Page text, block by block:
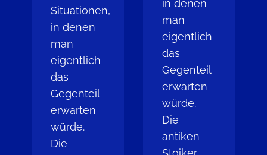
Situationen,
in denen
man
eigentlich
das
Gegenteil
erwarten
würde.
Die
in denen
man
eigentlich
das
Gegenteil
erwarten
würde.
Die
antiken